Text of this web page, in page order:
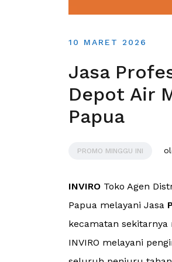
10 MARET 2026
Jasa
Depot Air
Papua
PROMO MINGGU INI
INVIRO Toko Agen
Papua melayani Jasa
kecamatan sekitarnya
INVIRO melayani